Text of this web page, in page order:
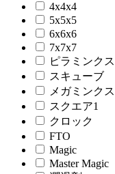
4x4x4
5x5x5
6x6x6
7x7x7
ピラミンクス
スキューブ
メガミンクス
スクエア1
クロック
FTO
Magic
Master Magic